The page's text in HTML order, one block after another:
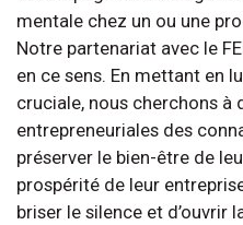
mentale chez un ou une
Notre partenariat avec le
en ce sens. En mettant en
cruciale, nous cherchons à
entrepreneuriales des
préserver le bien-être de
prospérité de leur
briser le silence et d’ouvrir